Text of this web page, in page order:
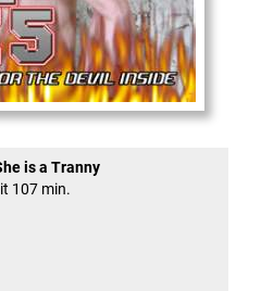
is a Tranny
107 min.